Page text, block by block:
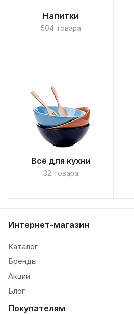
Напитки
504 товара
Всё для кухни
32 товара
Интернет-магазин
Каталог
Бренды
Акции
Блог
Покупателям